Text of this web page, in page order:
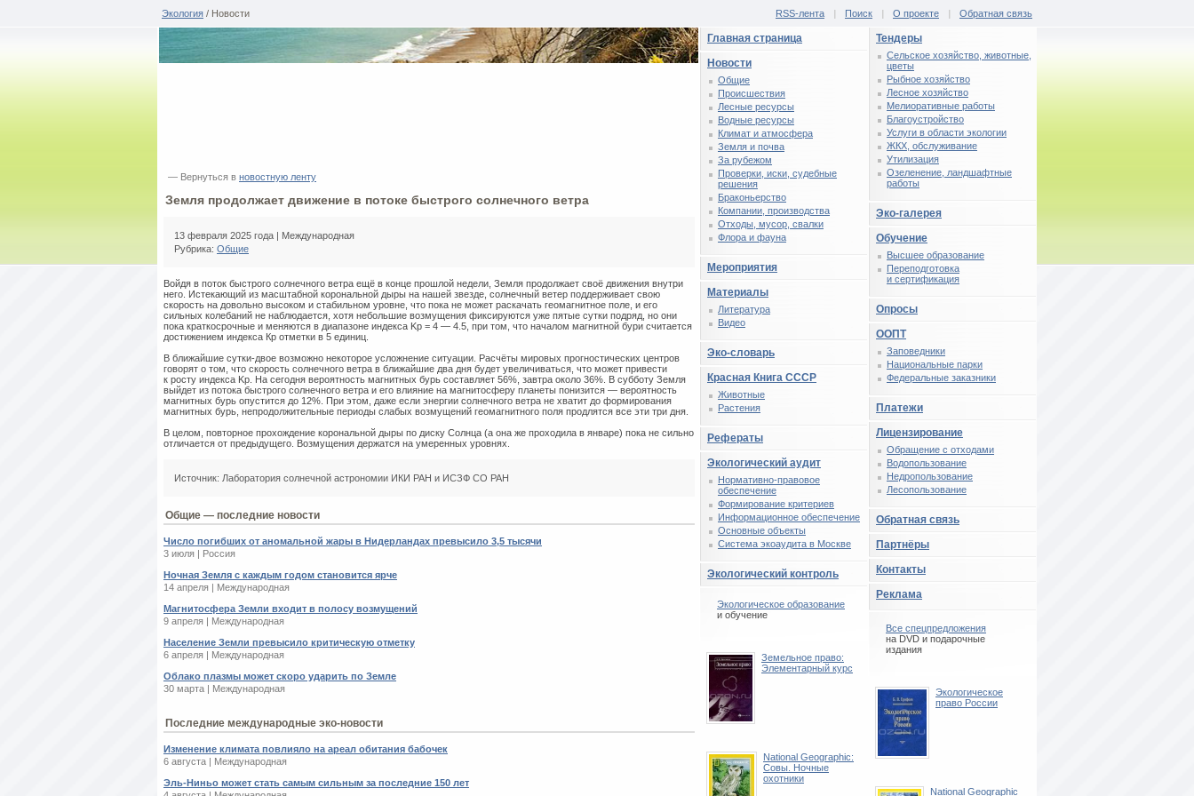
Экология / Новости RSS-лента | Поиск | О проекте | Обратная связь
— Вернуться в новостную ленту
Земля продолжает движение в потоке быстрого солнечного ветра
13 февраля 2025 года | Международная
Рубрика: Общие
Войдя в поток быстрого солнечного ветра ещё в конце прошлой недели, Земля продолжает своё движения внутри
него. Истекающий из масштабной корональной дыры на нашей звезде, солнечный ветер поддерживает свою
скорость на довольно высоком и стабильном уровне, что пока не может раскачать геомагнитное поле, и его
сильных колебаний не наблюдается, хотя небольшие возмущения фиксируются уже пятые сутки подряд, но они
пока краткосрочные и меняются в диапазоне индекса Kp = 4 — 4.5, при том, что началом магнитной бури считается
достижением индекса Кр отметки в 5 единиц.
В ближайшие сутки-двое возможно некоторое усложнение ситуации. Расчёты мировых прогностических центров
говорят о том, что скорость солнечного ветра в ближайшие два дня будет увеличиваться, что может привести
к росту индекса Kp. На сегодня вероятность магнитных бурь составляет 56%, завтра около 36%. В субботу Земля
выйдет из потока быстрого солнечного ветра и его влияние на магнитосферу планеты понизится — вероятность
магнитных бурь опустится до 12%. При этом, даже если энергии солнечного ветра не хватит до формирования
магнитных бурь, непродолжительные периоды слабых возмущений геомагнитного поля продлятся все эти три дня.
В целом, повторное прохождение корональной дыры по диску Солнца (а она же проходила в январе) пока не сильно
отличается от предыдущего. Возмущения держатся на умеренных уровнях.
Источник: Лаборатория солнечной астрономии ИКИ РАН и ИСЗФ СО РАН
Общие — последние новости
Число погибших от аномальной жары в Нидерландах превысило 3,5 тысячи
3 июля | Россия
Ночная Земля с каждым годом становится ярче
14 апреля | Международная
Магнитосфера Земли входит в полосу возмущений
9 апреля | Международная
Население Земли превысило критическую отметку
6 апреля | Международная
Облако плазмы может скоро ударить по Земле
30 марта | Международная
Последние международные эко-новости
Изменение климата повлияло на ареал обитания бабочек
6 августа | Международная
Эль-Ниньо может стать самым сильным за последние 150 лет
Тендеры
Сельское хозяйство, животные,
цветы
Рыбное хозяйство
Лесное хозяйство
Мелиоративные работы
Благоустройство
Услуги в области экологии
ЖКХ, обслуживание
Утилизация
Озеленение, ландшафтные
работы
Эко-галерея
Обучение
Высшее образование
Переподготовка
и сертификация
Опросы
ООПТ
Заповедники
Национальные парки
Федеральные заказники
Платежи
Лицензирование
Обращение с отходами
Водопользование
Недропользование
Лесопользование
Обратная связь
Партнёры
Контакты
Реклама
Все спецпредложения
на DVD и подарочные
издания
Экологическое
право России
National Geographic
Главная страница
Новости
Общие
Происшествия
Лесные ресурсы
Водные ресурсы
Климат и атмосфера
Земля и почва
За рубежом
Проверки, иски, судебные
решения
Браконьерство
Компании, производства
Отходы, мусор, свалки
Флора и фауна
Мероприятия
Материалы
Литература
Видео
Эко-словарь
Красная Книга СССР
Животные
Растения
Рефераты
Экологический аудит
Нормативно-правовое
обеспечение
Формирование критериев
Информационное обеспечение
Основные объекты
Система экоаудита в Москве
Экологический контроль
Экологическое образование
и обучение
Земельное право:
Элементарный курс
National Geographic:
Совы. Ночные
охотники